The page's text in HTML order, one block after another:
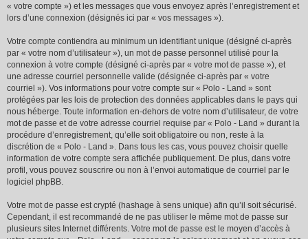
« votre compte ») et les messages que vous envoyez après l’enregistrement et
lors d’une connexion (désignés ici par « vos messages »).
Votre compte contiendra au minimum un identifiant unique (désigné ci-après
par « votre nom d’utilisateur »), un mot de passe personnel utilisé pour la
connexion à votre compte (désigné ci-après par « votre mot de passe »), et
une adresse courriel personnelle valide (désignée ci-après par « votre
courriel »). Vos informations pour votre compte sur « Polo - Land » sont
protégées par les lois de protection des données applicables dans le pays qui
nous héberge. Toute information en-dehors de votre nom d’utilisateur, de votre
mot de passe et de votre adresse courriel requise par « Polo - Land » durant la
procédure d’enregistrement, qu’elle soit obligatoire ou non, reste à la
discrétion de « Polo - Land ». Dans tous les cas, vous pouvez choisir quelle
information de votre compte sera affichée publiquement. De plus, dans votre
profil, vous pouvez souscrire ou non à l’envoi automatique de courriel par le
logiciel phpBB.
Votre mot de passe est crypté (hashage à sens unique) afin qu’il soit sécurisé.
Cependant, il est recommandé de ne pas utiliser le même mot de passe sur
plusieurs sites Internet différents. Votre mot de passe est le moyen d’accès à